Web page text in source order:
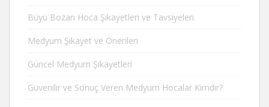
Büyü Bozan Hoca Şikayetleri ve Tavsiyeleri
Medyum Şikayet ve Önerileri
Güncel Medyum Şikayetleri
Güvenilir ve Sonuç Veren Medyum Hocalar Kimdir?